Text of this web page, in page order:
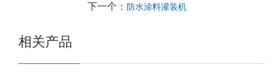
下一个： 防水涂料灌装机
相关产品